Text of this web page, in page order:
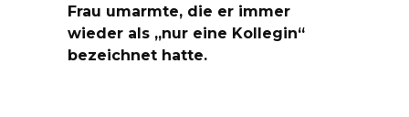
Frau umarmte, die er immer
wieder als „nur eine Kollegin“
bezeichnet hatte.